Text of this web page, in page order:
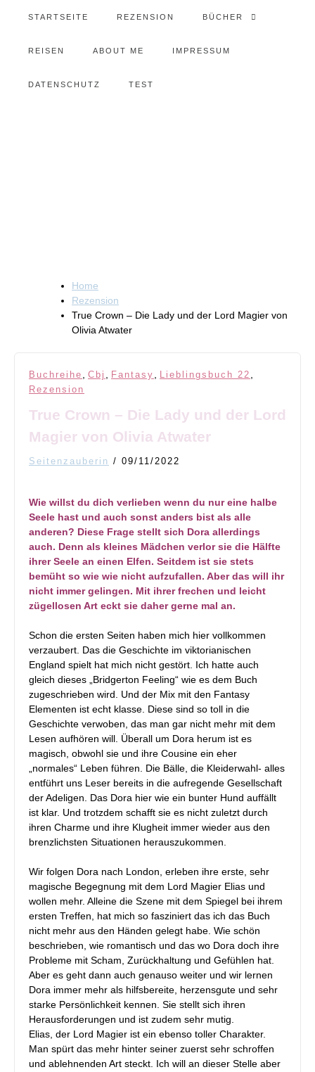
STARTSEITE REZENSION BÜCHER
REISEN ABOUT ME IMPRESSUM
DATENSCHUTZ TEST
Home
Rezension
True Crown – Die Lady und der Lord Magier von
Olivia Atwater
Buchreihe Cbj Fantasy Lieblingsbuch 22
Rezension
True Crown – Die Lady und der Lord
Magier von Olivia Atwater
Seitenzauberin / 09/11/2022
Wie willst du dich verlieben wenn du nur eine halbe
Seele hast und auch sonst anders bist als alle
anderen? Diese Frage stellt sich Dora allerdings
auch. Denn als kleines Mädchen verlor sie die Hälfte
ihrer Seele an einen Elfen. Seitdem ist sie stets
bemüht so wie wie nicht aufzufallen. Aber das will ihr
nicht immer gelingen. Mit ihrer frechen und leicht
zügellosen Art eckt sie daher gerne mal an.
Schon die ersten Seiten haben mich hier vollkommen
verzaubert. Das die Geschichte im viktorianischen
England spielt hat mich nicht gestört. Ich hatte auch
gleich dieses „Bridgerton Feeling“ wie es dem Buch
zugeschrieben wird. Und der Mix mit den Fantasy
Elementen ist echt klasse. Diese sind so toll in die
Geschichte verwoben, das man gar nicht mehr mit dem
Lesen aufhören will. Überall um Dora herum ist es
magisch, obwohl sie und ihre Cousine ein eher
„normales“ Leben führen. Die Bälle, die Kleiderwahl- alles
entführt uns Leser bereits in die aufregende Gesellschaft
der Adeligen. Das Dora hier wie ein bunter Hund auffällt
ist klar. Und trotzdem schafft sie es nicht zuletzt durch
ihren Charme und ihre Klugheit immer wieder aus den
brenzlichsten Situationen herauszukommen.
Wir folgen Dora nach London, erleben ihre erste, sehr
magische Begegnung mit dem Lord Magier Elias und
wollen mehr. Alleine die Szene mit dem Spiegel bei ihrem
ersten Treffen, hat mich so fasziniert das ich das Buch
nicht mehr aus den Händen gelegt habe. Wie schön
beschrieben, wie romantisch und das wo Dora doch ihre
Probleme mit Scham, Zurückhaltung und Gefühlen hat.
Aber es geht dann auch genauso weiter und wir lernen
Dora immer mehr als hilfsbereite, herzensgute und sehr
starke Persönlichkeit kennen. Sie stellt sich ihren
Herausforderungen und ist zudem sehr mutig.
Elias, der Lord Magier ist ein ebenso toller Charakter.
Man spürt das mehr hinter seiner zuerst sehr schroffen
und ablehnenden Art steckt. Ich will an dieser Stelle aber